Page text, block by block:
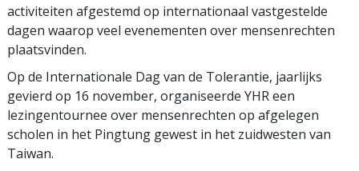
activiteiten afgestemd op internationaal vastgestelde
dagen waarop veel evenementen over mensenrechten
plaatsvinden.
Op de Internationale Dag van de Tolerantie, jaarlijks
gevierd op 16 november, organiseerde YHR een
lezingentournee over mensenrechten op afgelegen
scholen in het Pingtung gewest in het zuidwesten van
Taiwan.